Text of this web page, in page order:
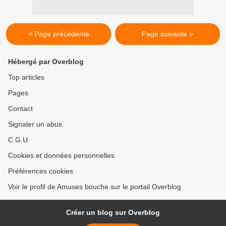
< Page précédente Page suivante >
Hébergé par Overblog
Top articles
Pages
Contact
Signaler un abus
C.G.U.
Cookies et données personnelles
Préférences cookies
Voir le profil de Amuses bouche sur le portail Overblog
Créer un blog sur Overblog